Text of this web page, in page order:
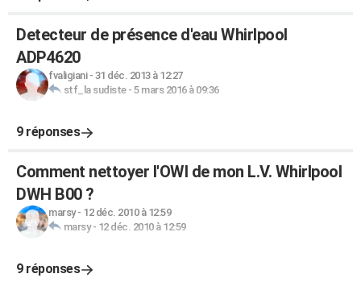
Detecteur de présence d'eau Whirlpool
ADP4620
fvaligiani- 31 déc. 2013 à 12:27
stf_la sudiste- 5 mars 2016 à 09:36
9 réponses
Comment nettoyer l'OWI de mon L.V. Whirlpool
DWH B00 ?
marsy- 12 déc. 2010 à 12:59
marsy- 12 déc. 2010 à 12:59
9 réponses